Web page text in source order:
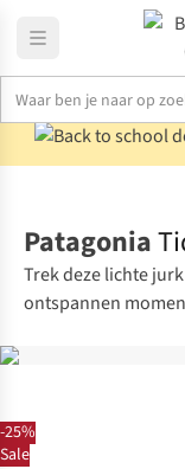
-25%
Sale
Patagonia
Trek deze lichte
ontspannen